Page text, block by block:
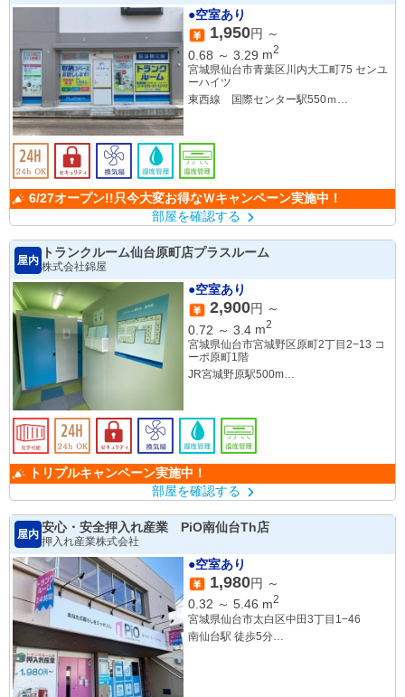
●空室あり
1,950円 ～
0.68 ～ 3.29 m2
宮城県仙台市青葉区川内大工町75 センユ
ーハイツ
東西線 国際センター駅550ｍ
6/27オープン!!只今大変お得なＷキャンペーン実施中！
部屋を確認する
屋内
トランクルーム仙台原町店プラスルーム
株式会社錦屋
●空室あり
2,900円 ～
0.72 ～ 3.4 m2
宮城県仙台市宮城野区原町2丁目2−13 コ
ーポ原町1階
JR宮城野原駅500m
トリプルキャンペーン実施中！
部屋を確認する
屋内
安心・安全押入れ産業 PiO南仙台Th店
押入れ産業株式会社
●空室あり
1,980円 ～
0.32 ～ 5.46 m2
宮城県仙台市太白区中田3丁目1−46
南仙台駅 徒歩5分